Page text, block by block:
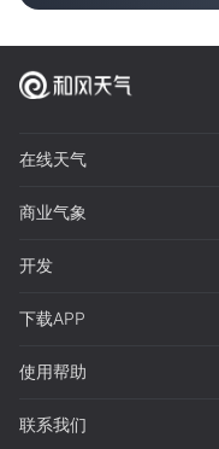
在线天气
商业气象
开发
下载APP
使用帮助
联系我们